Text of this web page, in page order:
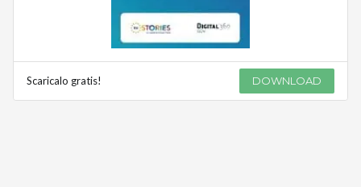
Scaricalo gratis! DOWNLOAD